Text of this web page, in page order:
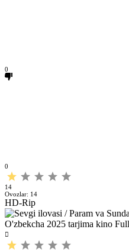
0
0
14
Ovozlar: 14
HD-Rip